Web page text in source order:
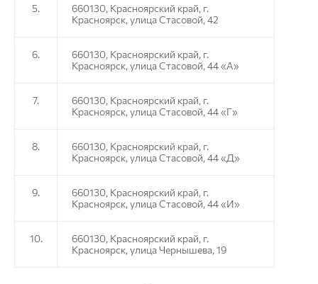
5.
660130, Красноярский край, г.
Красноярск, улица Стасовой, 42
6.
660130, Красноярский край, г.
Красноярск, улица Стасовой, 44 «А»
7.
660130, Красноярский край, г.
Красноярск, улица Стасовой, 44 «Г»
8.
660130, Красноярский край, г.
Красноярск, улица Стасовой, 44 «Д»
9.
660130, Красноярский край, г.
Красноярск, улица Стасовой, 44 «И»
10.
660130, Красноярский край, г.
Красноярск, улица Чернышева, 19